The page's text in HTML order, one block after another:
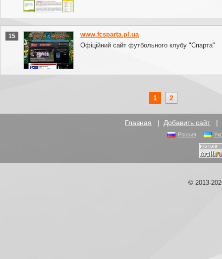
15
www.fcsparta.pl.ua
Офіційний сайт футбольного клубу "Спарта"
1 2
Главная | Добавить сайт |
Россия
© 2013-